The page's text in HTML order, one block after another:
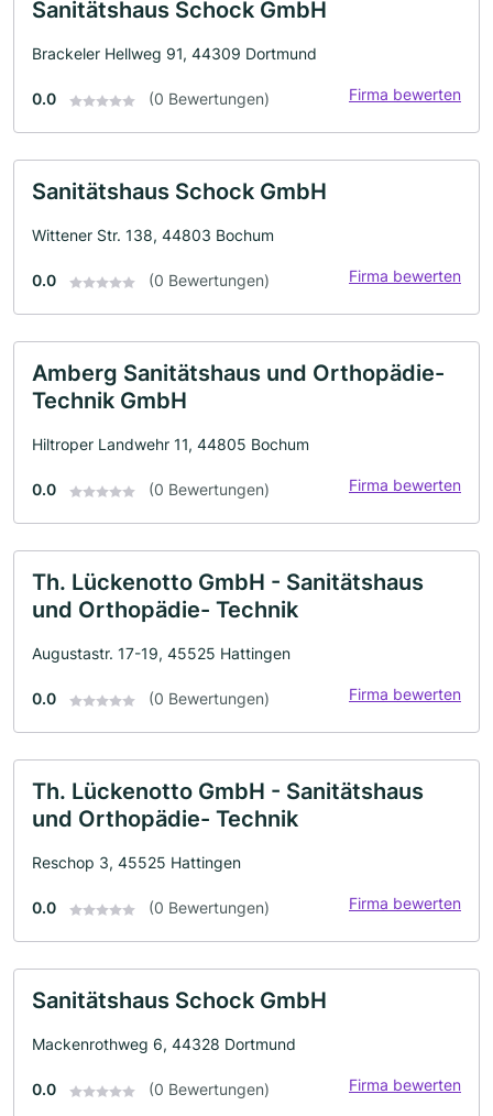
Sanitätshaus Schock GmbH
Brackeler Hellweg 91, 44309 Dortmund
0.0 (0 Bewertungen) Firma bewerten
Sanitätshaus Schock GmbH
Wittener Str. 138, 44803 Bochum
0.0 (0 Bewertungen) Firma bewerten
Amberg Sanitätshaus und Orthopädie-
Technik GmbH
Hiltroper Landwehr 11, 44805 Bochum
0.0 (0 Bewertungen) Firma bewerten
Th. Lückenotto GmbH - Sanitätshaus
und Orthopädie- Technik
Augustastr. 17-19, 45525 Hattingen
0.0 (0 Bewertungen) Firma bewerten
Th. Lückenotto GmbH - Sanitätshaus
und Orthopädie- Technik
Reschop 3, 45525 Hattingen
0.0 (0 Bewertungen) Firma bewerten
Sanitätshaus Schock GmbH
Mackenrothweg 6, 44328 Dortmund
0.0 (0 Bewertungen) Firma bewerten